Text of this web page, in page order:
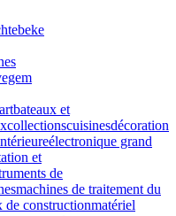
bateaux et
collectionscuisinesdécoration
électronique grand
et
de
machines de traitement du
de constructionmatériel